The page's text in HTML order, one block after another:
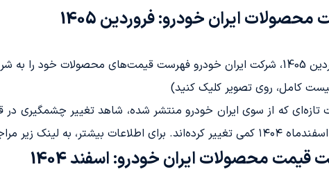
ایران خودرو: فروردین 1405
کامل، روی تصویر کلیک کنید)
بیشتر، به لینک زیر مراجعه کنید:
قیمت محصولات ایران خودرو: اسفند 1404